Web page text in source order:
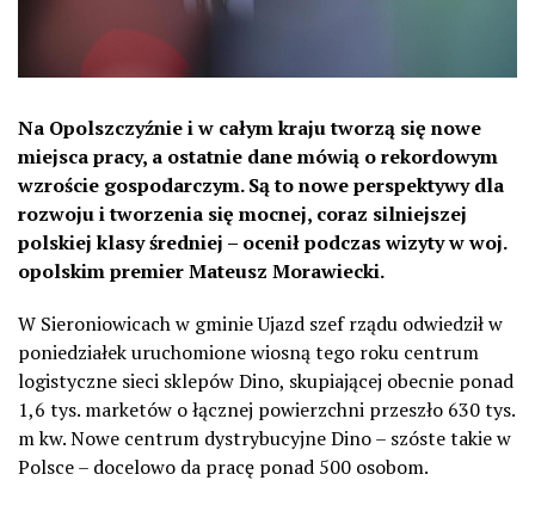
Na Opolszczyźnie i w całym kraju tworzą się nowe
miejsca pracy, a ostatnie dane mówią o rekordowym
wzroście gospodarczym. Są to nowe perspektywy dla
rozwoju i tworzenia się mocnej, coraz silniejszej
polskiej klasy średniej – ocenił podczas wizyty w woj.
opolskim premier Mateusz Morawiecki.
W Sieroniowicach w gminie Ujazd szef rządu odwiedził w
poniedziałek uruchomione wiosną tego roku centrum
logistyczne sieci sklepów Dino, skupiającej obecnie ponad
1,6 tys. marketów o łącznej powierzchni przeszło 630 tys.
m kw. Nowe centrum dystrybucyjne Dino – szóste takie w
Polsce – docelowo da pracę ponad 500 osobom.